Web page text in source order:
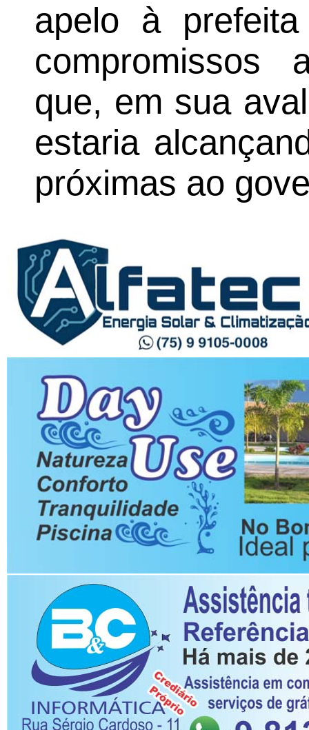
apelo à
compromissos
que, em sua
estaria
próximas ao